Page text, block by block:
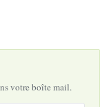
votre boîte mail.